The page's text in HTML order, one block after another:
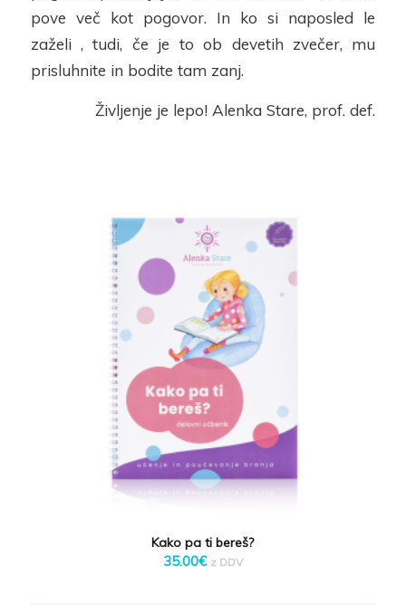
pove več kot pogovor. In ko si naposled le
zaželi, tudi, če je to ob devetih zvečer, mu
prisluhnite in bodite tam zanj.
Življenje je lepo! Alenka Stare, prof. def.
Kako pa ti bereš?
35.00€ z DDV